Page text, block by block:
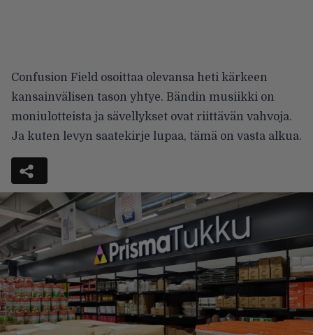
Confusion Field osoittaa olevansa heti kärkeen
kansainvälisen tason yhtye. Bändin musiikki on
moniulotteista ja sävellykset ovat riittävän vahvoja.
Ja kuten levyn saatekirje lupaa, tämä on vasta alkua.